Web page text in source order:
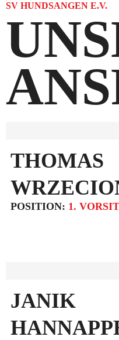
SV HUNDSANGEN E.V.
THOMAS
POSITION: 1.
JANIK